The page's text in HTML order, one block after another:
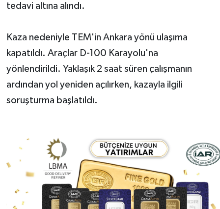
tedavi altına alındı.
Kaza nedeniyle TEM'in Ankara yönü ulaşıma
kapatıldı. Araçlar D-100 Karayolu'na
yönlendirildi. Yaklaşık 2 saat süren çalışmanın
ardından yol yeniden açılırken, kazayla ilgili
soruşturma başlatıldı.